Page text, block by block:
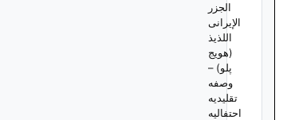
الجزر
الإیرانی
اللذیذ
(هویج
پلو) –
وصفه
تقلیدیه
احتفالیه